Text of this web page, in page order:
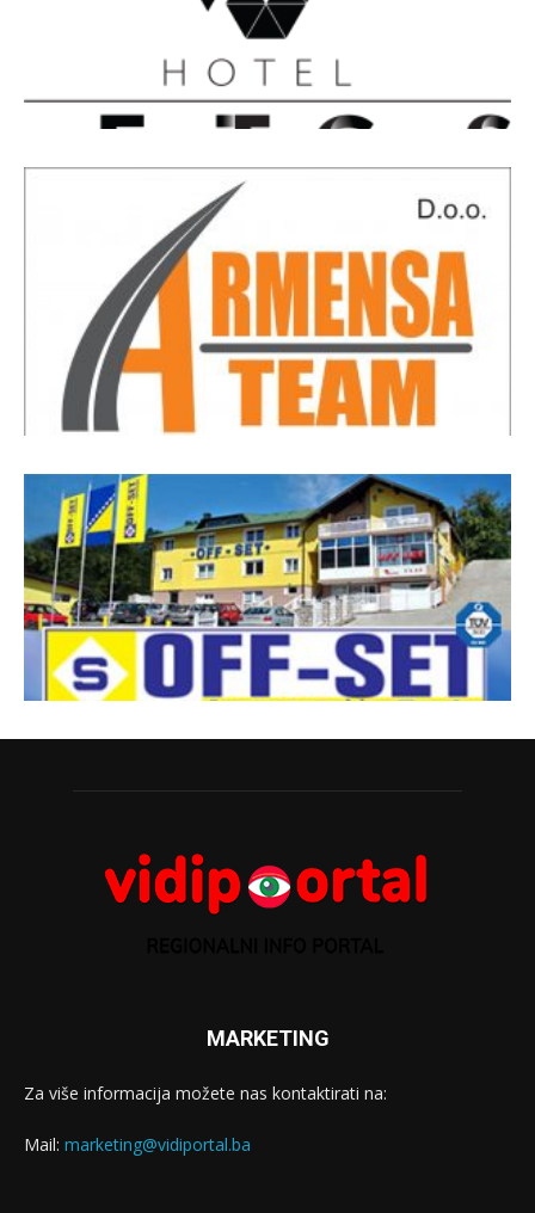
MARKETING
Za više informacija možete nas kontaktirati na:
Mail: marketing@vidiportal.ba